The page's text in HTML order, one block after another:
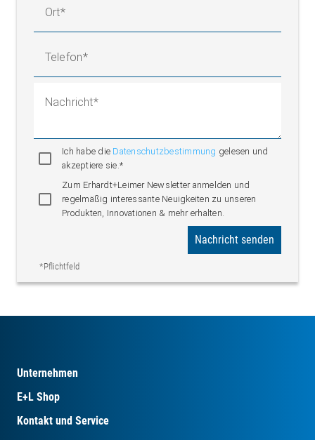
Ort
Telefon
Nachricht
Ich habe die Datenschutzbestimmung gelesen und
akzeptiere sie.*
Zum Erhardt+Leimer Newsletter anmelden und
regelmäßig interessante Neuigkeiten zu unseren
Produkten, Innovationen & mehr erhalten.
*Pflichtfeld
Nachricht senden
Unternehmen
E+L Shop
Kontakt und Service